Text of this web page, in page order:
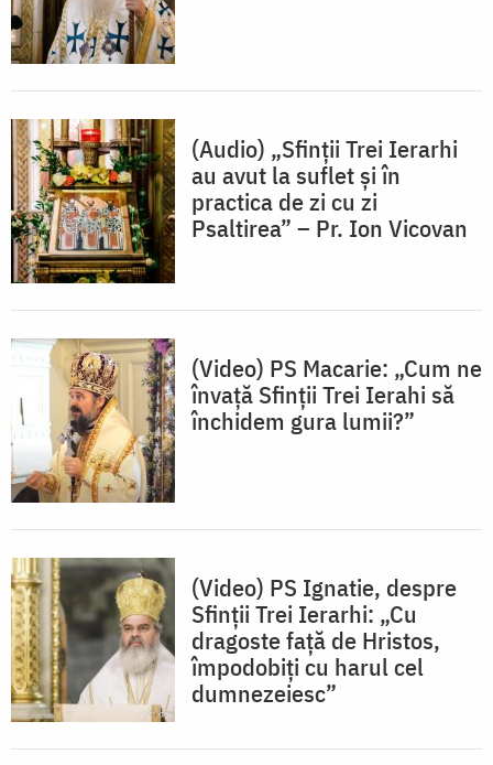
(Audio) „Sfinții Trei Ierarhi
au avut la suflet și în
practica de zi cu zi
Psaltirea” – Pr. Ion Vicovan
(Video) PS Macarie: „Cum ne
învață Sfinții Trei Ierahi să
închidem gura lumii?”
(Video) PS Ignatie, despre
Sfinții Trei Ierarhi: „Cu
dragoste față de Hristos,
împodobiți cu harul cel
dumnezeiesc”